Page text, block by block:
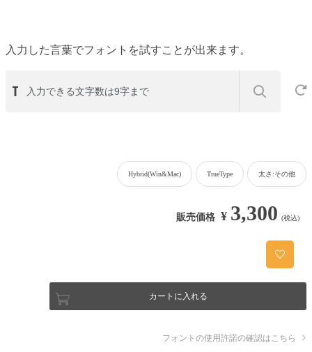
入力した言葉でフォントを試すことが出来ます。
Hybrid(Win&Mac) TrueType 太さ:その他
販売価格 ¥ 3,300 (税込)
カートに入れる
フォントの使用許諾の確認はこちら